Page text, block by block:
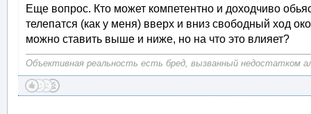
Еще вопрос. Кто может компетентно и доходчиво
телепатся (как у меня) вверх и вниз свободный ход
можно ставить выше и ниже, но на что это влияет?
Объективная реальность есть бред, вызванный недостатком